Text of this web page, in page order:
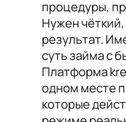
процедуры,
Нужен
результат.
суть займа с
Платформа
одном месте
которые